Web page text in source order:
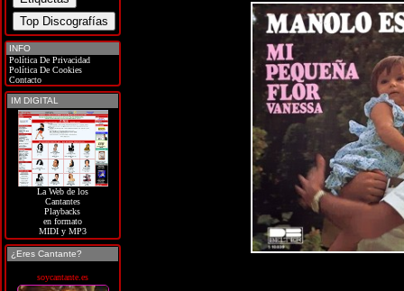
INFO
Política De Privacidad
Política De Cookies
Contacto
IM DIGITAL
La Web de los
Cantantes
Playbacks
en formato
MIDI y MP3
¿Eres Cantante?
soycantante.es